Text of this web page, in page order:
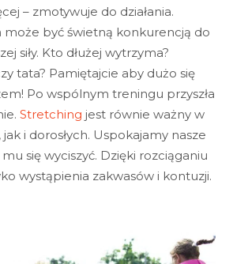
– zmotywuje do działania.
być świetną konkurencją do
siły. Kto dłużej wytrzyma?
tata? Pamiętajcie aby dużo się
Po wspólnym treningu przyszła
Stretching jest równie ważny w
i dorosłych. Uspokajamy nasze
się wyciszyć. Dzięki rozciąganiu
wystąpienia zakwasów i kontuzji.